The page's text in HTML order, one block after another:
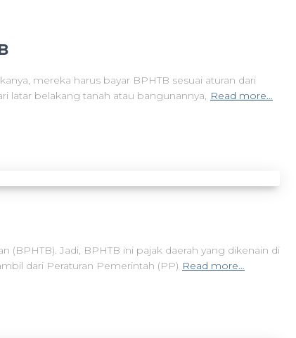
mereka harus bayar BPHTB sesuai aturan dari
latar belakang tanah atau bangunannya, Read more…
Jadi, BPHTB ini pajak daerah yang dikenain di
dari Peraturan Pemerintah (PP) Read more…